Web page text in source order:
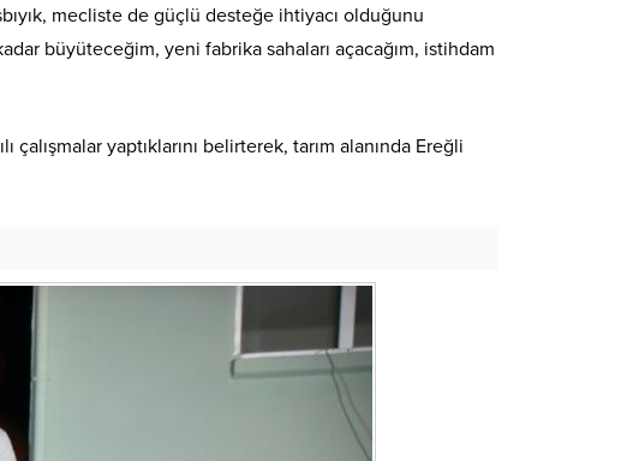
mecliste de güçlü desteğe ihtiyacı olduğunu
büyüteceğim, yeni fabrika sahaları açacağım, istihdam
yaptıklarını belirterek, tarım alanında Ereğli